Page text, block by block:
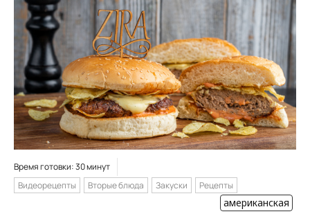
Время готовки: 30 минут
Видеорецепты
Вторые блюда Закуски Рецепты
американская